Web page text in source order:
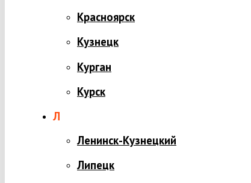
Красноярск
Кузнецк
Курган
Курск
Л
Ленинск-Кузнецкий
Липецк